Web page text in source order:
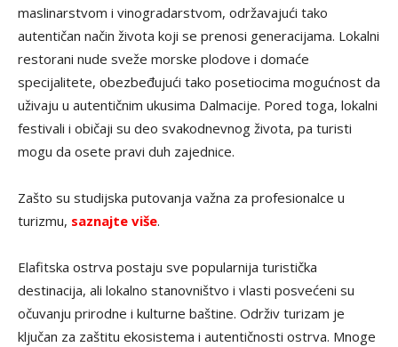
maslinarstvom i vinogradarstvom, održavajući tako
autentičan način života koji se prenosi generacijama. Lokalni
restorani nude sveže morske plodove i domaće
specijalitete, obezbeđujući tako posetiocima mogućnost da
uživaju u autentičnim ukusima Dalmacije. Pored toga, lokalni
festivali i običaji su deo svakodnevnog života, pa turisti
mogu da osete pravi duh zajednice.
Zašto su studijska putovanja važna za profesionalce u
turizmu, saznajte više.
Elafitska ostrva postaju sve popularnija turistička
destinacija, ali lokalno stanovništvo i vlasti posvećeni su
očuvanju prirodne i kulturne baštine. Održiv turizam je
ključan za zaštitu ekosistema i autentičnosti ostrva. Mnoge